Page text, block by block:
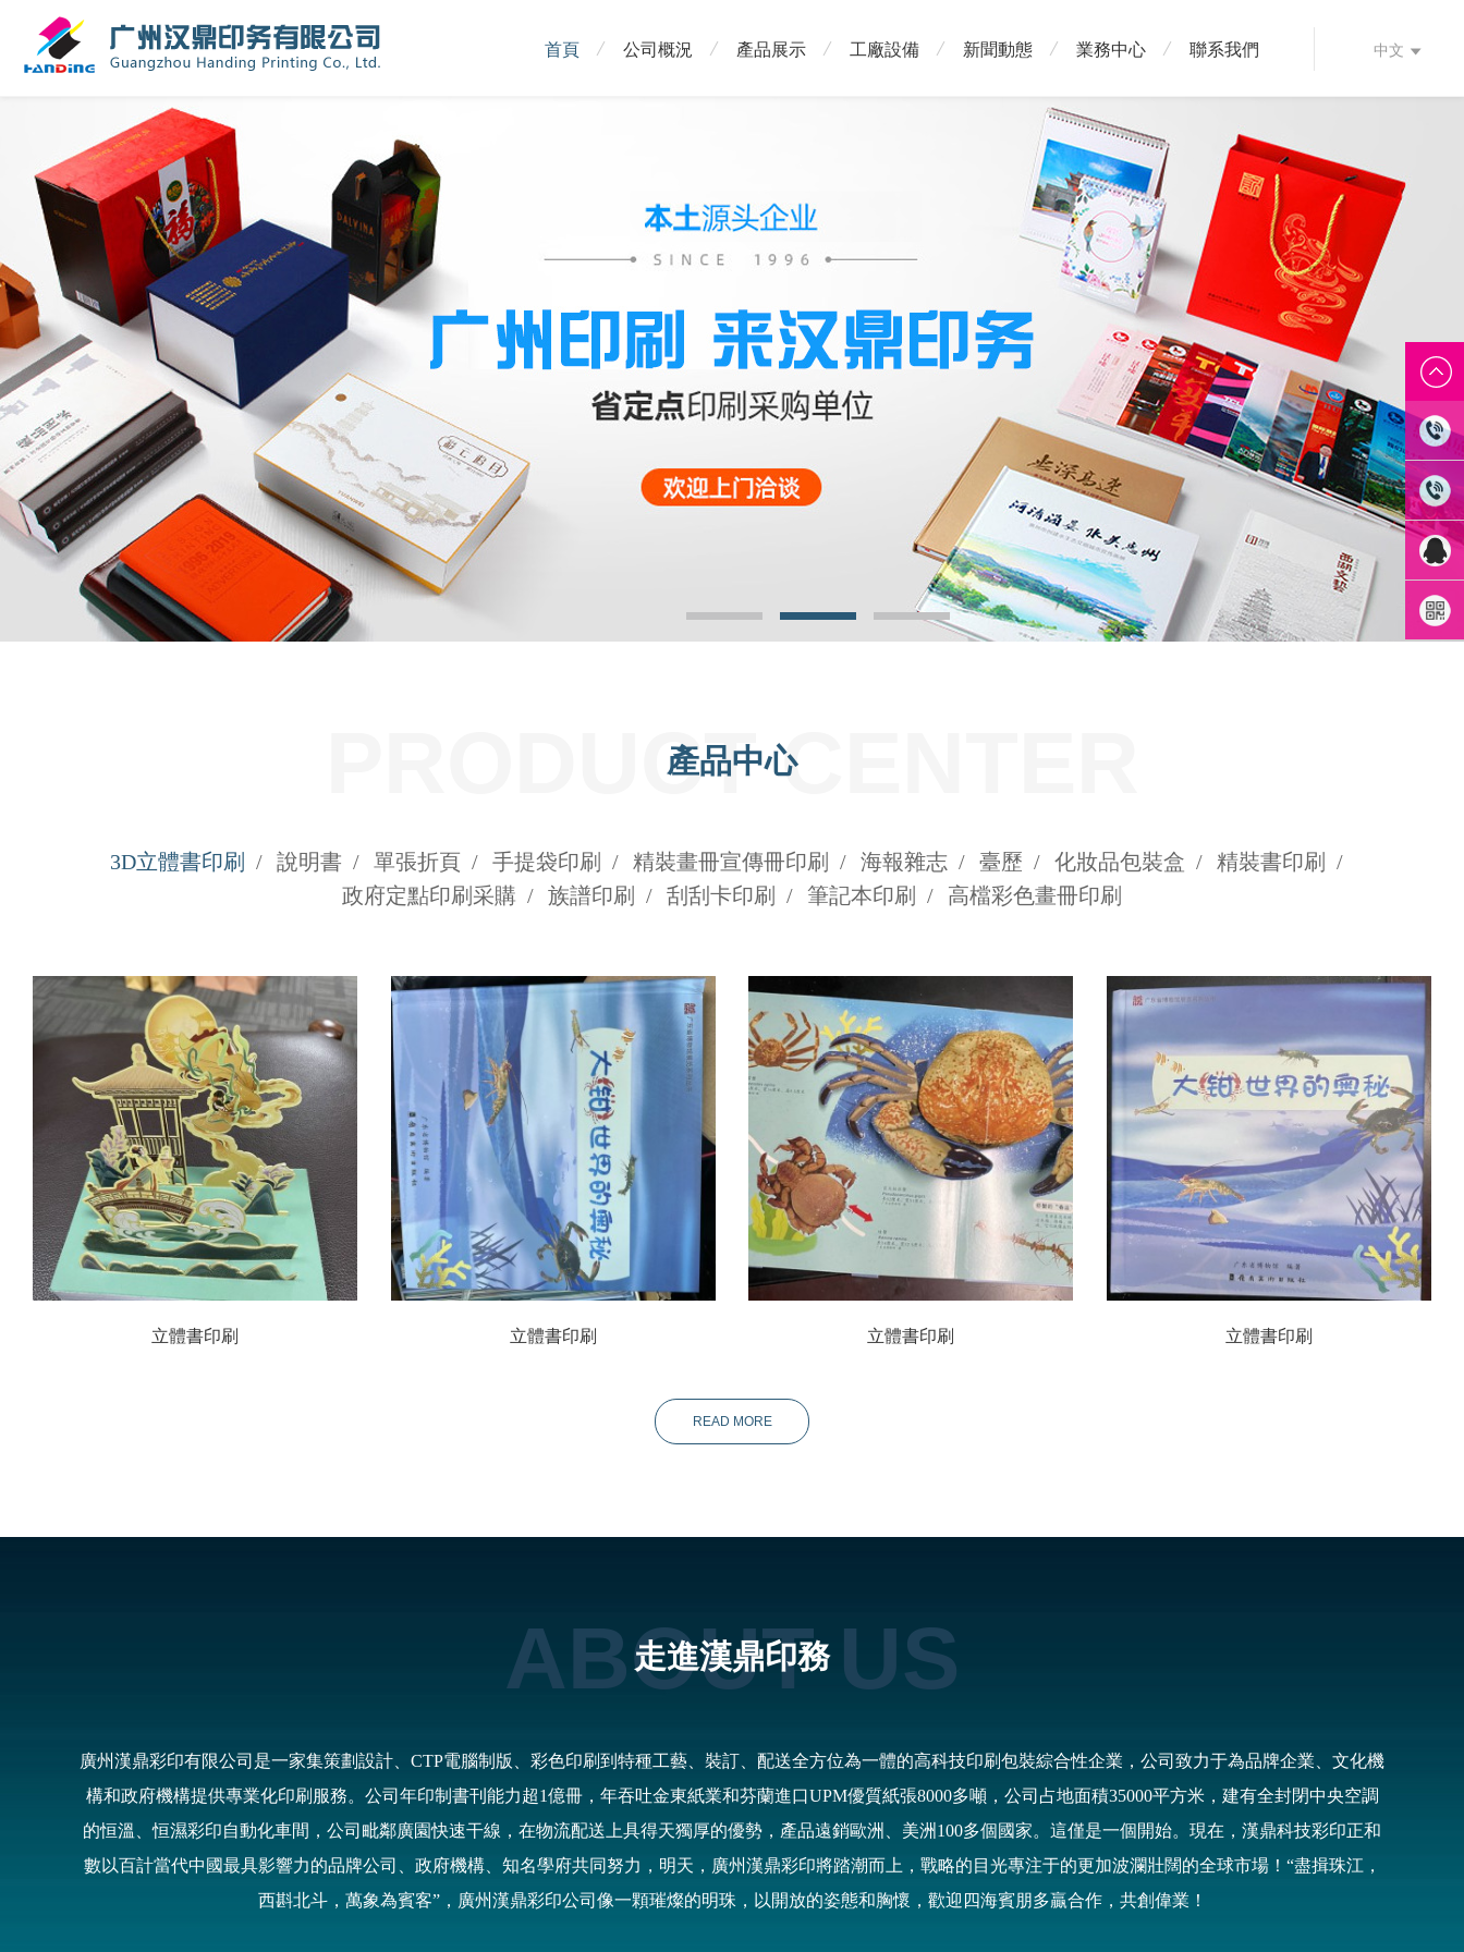
首頁 公司概況 產品展示 工廠設備 新聞動態 業務中心 聯系我們 中文
PRODUCT CENTER
產品中心
3D立體書印刷 / 說明書 / 單張折頁 / 手提袋印刷 / 精裝畫冊宣傳冊印刷 / 海報雜志 / 臺歷 / 化妝品包裝盒 / 精裝書印刷
/
政府定點印刷采購 / 族譜印刷 / 刮刮卡印刷 / 筆記本印刷 / 高檔彩色畫冊印刷
立體書印刷 立體書印刷 立體書印刷 立體書印刷
READ MORE
ABOUT US
走進漢鼎印務
廣州漢鼎彩印有限公司是一家集策劃設計、CTP電腦制版、彩色印刷到特種工藝、裝訂、配送全方位為一體的高科技印刷包裝綜合性企業，公司致力于為品牌企業、文化機
構和政府機構提供專業化印刷服務。公司年印制書刊能力超1億冊，年吞吐金東紙業和芬蘭進口UPM優質紙張8000多噸，公司占地面積35000平方米，建有全封閉中央空調
的恒溫、恒濕彩印自動化車間，公司毗鄰廣園快速干線，在物流配送上具得天獨厚的優勢，產品遠銷歐洲、美洲100多個國家。這僅是一個開始。現在，漢鼎科技彩印正和
數以百計當代中國最具影響力的品牌公司、政府機構、知名學府共同努力，明天，廣州漢鼎彩印將踏潮而上，戰略的目光專注于的更加波瀾壯闊的全球市場！“盡揖珠江，
西斟北斗，萬象為賓客”，廣州漢鼎彩印公司像一顆璀燦的明珠，以開放的姿態和胸懷，歡迎四海賓朋多贏合作，共創偉業！
020-
QQ咨詢